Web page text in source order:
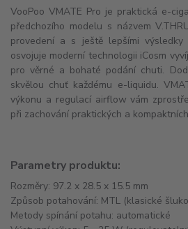
VooPoo VMATE Pro je praktická e-
předchozího modelu s názvem
provedení a s ještě lepšími
osvojuje moderní technologii iCosm
pro věrné a bohaté podání chuti.
skvělou chuť každému e-liquidu.
výkonu a regulací airflow vám
při zachování praktických a
Parametry produktu:
Rozměry: 97.2 x 28.5 x 15.5 mm
Způsob potahování: MTL (klasické
Metody spínání potahu: automatické